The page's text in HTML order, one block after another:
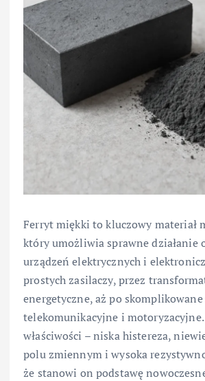
Ferryt miękki to kluczowy materiał
który umożliwia sprawne działanie
urządzeń elektrycznych i
prostych zasilaczy, przez
energetyczne, aż po
telekomunikacyjne i motoryzacyjne.
właściwości – niska histereza,
polu zmiennym i wysoka
że stanowi on podstawę